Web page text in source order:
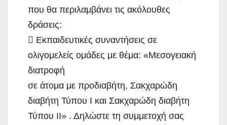
που θα περιλαμβάνει τις ακόλουθες
δράσεις:
 Εκπαιδευτικές συναντήσεις σε
ολιγομελείς ομάδες με θέμα: «Μεσογειακή
διατροφή
σε άτομα με προδιαβήτη, Σακχαρώδη
διαβήτη Τύπου Ι και Σακχαρώδη διαβήτη
Τύπου ΙΙ» . Δηλώστε τη συμμετοχή σας